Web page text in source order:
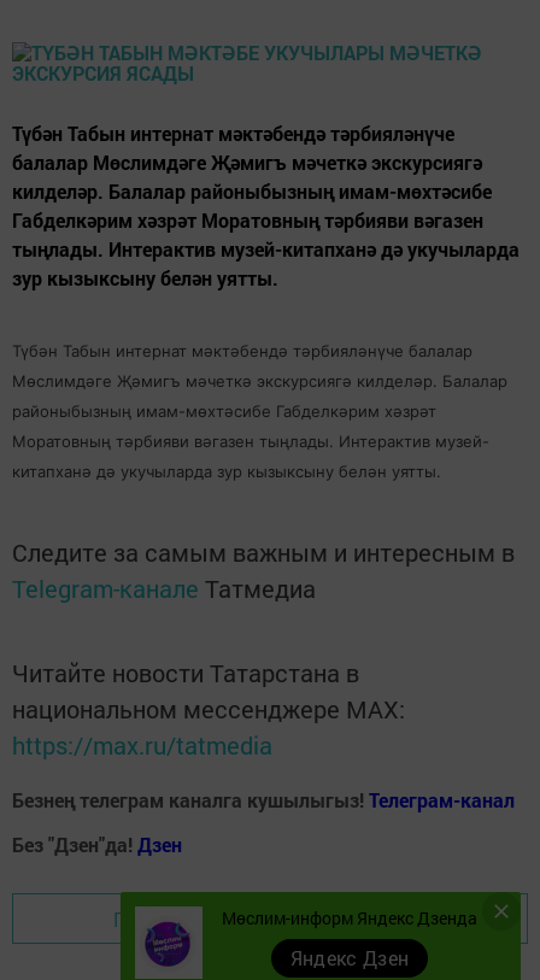
Түбән Табын интернат мәктәбендә тәрбияләнүче
балалар Мөслимдәге Җәмигъ мәчеткә экскурсиягә
килделәр. Балалар районыбызның имам-мөхтәсибе
Габделкәрим хәзрәт Моратовның тәрбияви вәгазен
тыңлады. Интерактив музей-китапханә дә укучыларда
зур кызыксыну белән уятты.
Түбән Табын интернат мәктәбендә тәрбияләнүче балалар
Мөслимдәге Җәмигъ мәчеткә экскурсиягә килделәр. Балалар
районыбызның имам-мөхтәсибе Габделкәрим хәзрәт
Моратовның тәрбияви вәгазен тыңлады. Интерактив музей-
китапханә дә укучыларда зур кызыксыну белән уятты.
Следите за самым важным и интересным в
Telegram-канале Татмедиа
Читайте новости Татарстана в
национальном мессенджере MАХ:
https://max.ru/tatmedia
Безнең телеграм каналга кушылыгыз! Телеграм-канал
Без "Дзен"да! Дзен
Перейти на страницу новости
Мөслим-информ Яндекс Дзенда
Яндекс Дзен